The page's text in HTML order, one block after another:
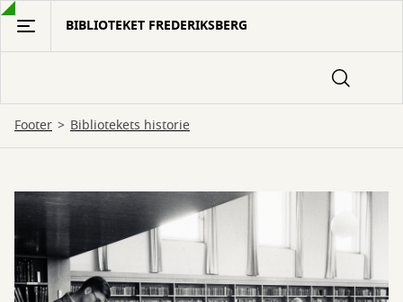
Gå
hovedindhold
BIBLIOTEKET FREDERIKSBERG
Footer Bibliotekets historie
Bibliotekets
historie